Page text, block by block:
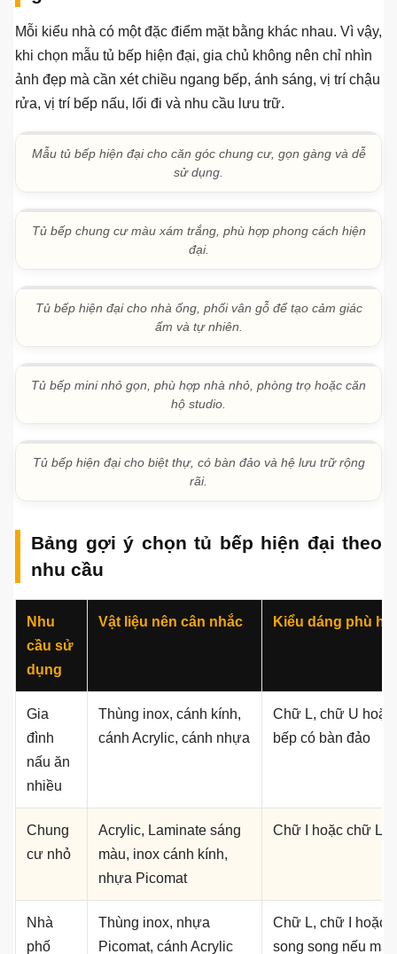
Tủ bếp có bàn đảo tông be giúp không gian vẫn ấm cúng và
nhẹ nhàng.
Tủ bếp có quầy bar giúp phân tách nhẹ giữa bếp và phòng
khách.
Mẫu tủ bếp hiện đại theo từng không
gian
khi chọn mẫu tủ bếp hiện đại, gia chủ không nên chỉ nhìn
ảnh đẹp mà cần xét chiều ngang bếp, ánh sáng, vị trí chậu
Mẫu tủ bếp hiện đại cho căn góc chung cư, gọn gàng và dễ
sử dụng.
Tủ bếp chung cư màu xám trắng, phù hợp phong cách hiện
đại.
Tủ bếp hiện đại cho nhà ống, phối vân gỗ để tạo cảm giác
Tủ bếp hiện đại cho biệt thự, có bàn đảo và hệ lưu trữ rộng
rãi.
Bảng gợi ý chọn tủ bếp hiện đại theo
nhu cầu
dụng
Vật liệu nên cân nhắc